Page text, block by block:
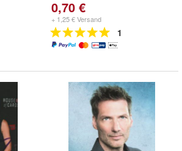
0,70 €
+ 1,25 € Versand
1